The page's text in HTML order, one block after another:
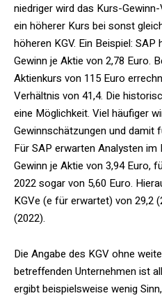
niedriger wird das Kurs-
ein höherer Kurs bei sonst
höheren KGV. Ein Beispiel:
Gewinn je Aktie von 2,78 Euro.
Aktienkurs von 115 Euro
Verhältnis von 41,4. Die
eine Möglichkeit. Viel häufiger
Gewinnschätzungen und damit
Für SAP erwarten Analysten
Gewinn je Aktie von 3,94 Euro,
2022 sogar von 5,60 Euro.
KGVe (e für erwartet) von 29,2
(2022).
Die Angabe des KGV ohne
betreffenden Unternehmen ist
ergibt beispielsweise wenig